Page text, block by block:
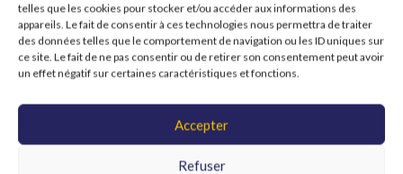
telles que les cookies pour stocker et/ou accéder aux informations des
appareils. Le fait de consentir à ces technologies nous permettra de traiter
des données telles que le comportement de navigation ou les ID uniques sur
ce site. Le fait de ne pas consentir ou de retirer son consentement peut avoir
un effet négatif sur certaines caractéristiques et fonctions.
Accepter
Refuser
Produits similaires